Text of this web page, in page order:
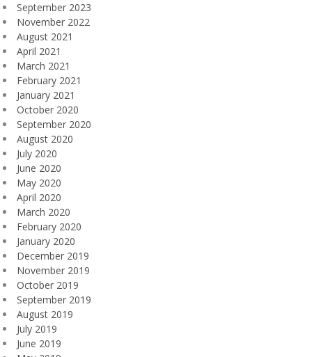
September 2023
November 2022
August 2021
April 2021
March 2021
February 2021
January 2021
October 2020
September 2020
August 2020
July 2020
June 2020
May 2020
April 2020
March 2020
February 2020
January 2020
December 2019
November 2019
October 2019
September 2019
August 2019
July 2019
June 2019